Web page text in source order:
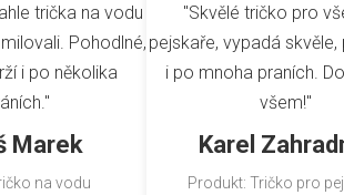
trička na vodu
Pohodlné,
i po několika
Marek
na vodu
"Skvělé tričko pro
pejskaře, vypadá
i po mnoha praních.
všem!"
Karel
Produkt: Tričko pro